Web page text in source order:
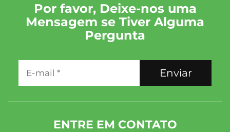
Por favor, Deixe-nos uma
Mensagem se Tiver Alguma
Pergunta
Enviar
ENTRE EM CONTATO